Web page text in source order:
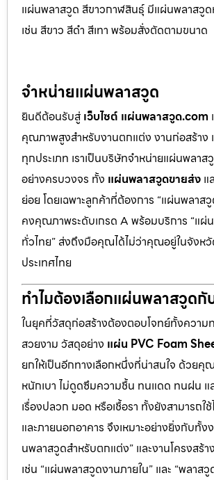
แผ่นพลาสวูด สีขาวกาฬสินธุ์ มีแผ่นพลาสวู
เช่น สีขาว สีดำ สีเทา พร้อมสั่งตัดตามขนาด
จำหน่ายแผ่นพลาสวูด
ยินดีต้อนรับสู่ เว็บไซต์ แผ่นพลาสวูด.com
คุณภาพสูงสำหรับงานตกแต่ง งานก่อสร้าง
ทุกประเภท เราเป็นบริษัทจำหน่ายแผ่นพลาส
อย่างครบวงจร ทั้ง แผ่นพลาสวูดขายส่ง แ
ย่อย โดยเฉพาะลูกค้าที่ต้องการ “แผ่นพลาส
คงคุณภาพระดับเกรด A พร้อมบริการ “แผ่
ทั่วไทย” ส่งถึงมือคุณได้ไม่ว่าคุณอยู่ในจังห
ประเทศไทย
ทำไมต้องเลือกแผ่นพลาสวูดกั
ในยุคที่วัสดุก่อสร้างต้องตอบโจทย์ทั้งความ
สวยงาม วัสดุอย่าง แผ่น PVC Foam
ยกให้เป็นอีกทางเลือกหนึ่งที่น่าสนใจ ด้วย
หนักเบา ไม่ดูดซึมความชื้น ทนแดด ทนฝน แ
เรื่องปลวก มอด หรือเชื้อรา ทั้งยังสามารถใ
และภายนอกอาคาร จึงเหมาะอย่างยิ่งกับทั้ง
นพลาสวูดสำหรับตกแต่ง” และงานโครงสร้า
เช่น “แผ่นพลาสวูดงานภายใน” และ “พลาส